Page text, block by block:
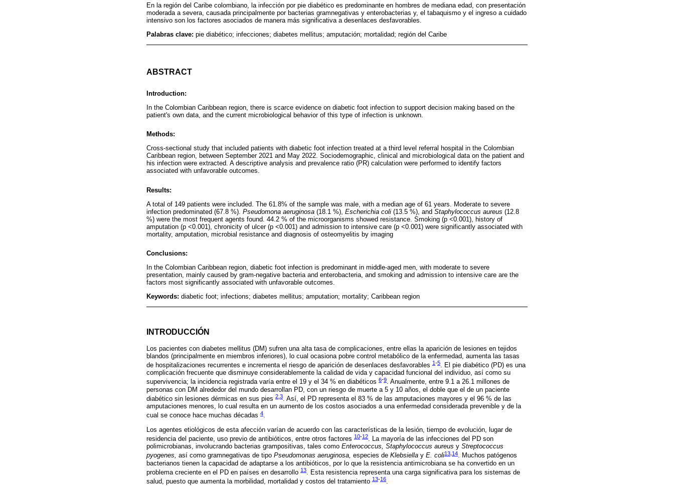
En la región del Caribe colombiano, la infección por pie diabético es predominante en hombres de mediana edad, con presentación
moderada a severa, causada principalmente por bacterias gramnegativas y enterobacterias y, el tabaquismo y el ingreso a cuidado
intensivo son los factores asociados de manera más significativa a desenlaces desfavorables.
Palabras clave: pie diabético; infecciones; diabetes mellitus; amputación; mortalidad; región del Caribe
ABSTRACT
Introduction:
In the Colombian Caribbean region, there is scarce evidence on diabetic foot infection to support decision making based on the
patient's own data, and the current microbiological behavior of this type of infection is unknown.
Methods:
Cross-sectional study that included patients with diabetic foot infection treated at a third level referral hospital in the Colombian
Caribbean region, between September 2021 and May 2022. Sociodemographic, clinical and microbiological data on the patient and
his infection were extracted. A descriptive analysis and prevalence ratio (PR) calculation were performed to identify factors
associated with unfavorable outcomes.
Results:
A total of 149 patients were included. The 61.8% of the sample was male, with a median age of 61 years. Moderate to severe
infection predominated (67.8 %). Pseudomona aeruginosa (18.1 %), Escherichia coli (13.5 %), and Staphylococcus aureus (12.8
%) were the most frequent agents found. 44.2 % of the microorganisms showed resistance. Smoking (p <0.001), history of
amputation (p <0.001), chronicity of ulcer (p <0.001) and admission to intensive care (p <0.001) were significantly associated with
mortality, amputation, microbial resistance and diagnosis of osteomyelitis by imaging
Conclusions:
In the Colombian Caribbean region, diabetic foot infection is predominant in middle-aged men, with moderate to severe
presentation, mainly caused by gram-negative bacteria and enterobacteria, and smoking and admission to intensive care are the
factors most significantly associated with unfavorable outcomes.
Keywords: diabetic foot; infections; diabetes mellitus; amputation; mortality; Caribbean region
INTRODUCCIÓN
Los pacientes con diabetes mellitus (DM) sufren una alta tasa de complicaciones, entre ellas la aparición de lesiones en tejidos
blandos (principalmente en miembros inferiores), lo cual ocasiona pobre control metabólico de la enfermedad, aumenta las tasas
de hospitalizaciones recurrentes e incrementa el riesgo de aparición de desenlaces desfavorables 1-5. El pie diabético (PD) es una
complicación frecuente que disminuye considerablemente la calidad de vida y capacidad funcional del individuo, así como su
supervivencia; la incidencia registrada varía entre el 19 y el 34 % en diabéticos 6-9. Anualmente, entre 9.1 a 26.1 millones de
personas con DM alrededor del mundo desarrollan PD, con un riesgo de muerte a 5 y 10 años, el doble que el de un paciente
diabético sin lesiones dérmicas en sus pies 2 3. Así, el PD representa el 83 % de las amputaciones mayores y el 96 % de las
amputaciones menores, lo cual resulta en un aumento de los costos asociados a una enfermedad considerada prevenible y de la
cual se conoce hace muchas décadas 4.
Los agentes etiológicos de esta afección varían de acuerdo con las características de la lesión, tiempo de evolución, lugar de
residencia del paciente, uso previo de antibióticos, entre otros factores 10-12. La mayoría de las infecciones del PD son
polimicrobianas, involucrando bacterias grampositivas, tales como Enterococcus, Staphylococcus aureus y Streptococcus
pyogenes, así como gramnegativas de tipo Pseudomonas aeruginosa, especies de Klebsiella y E. coli13 14. Muchos patógenos
bacterianos tienen la capacidad de adaptarse a los antibióticos, por lo que la resistencia antimicrobiana se ha convertido en un
problema creciente en el PD en países en desarrollo 13
. Esta resistencia representa una carga significativa para los sistemas de
salud, puesto que aumenta la morbilidad, mortalidad y costos del tratamiento 13-16.